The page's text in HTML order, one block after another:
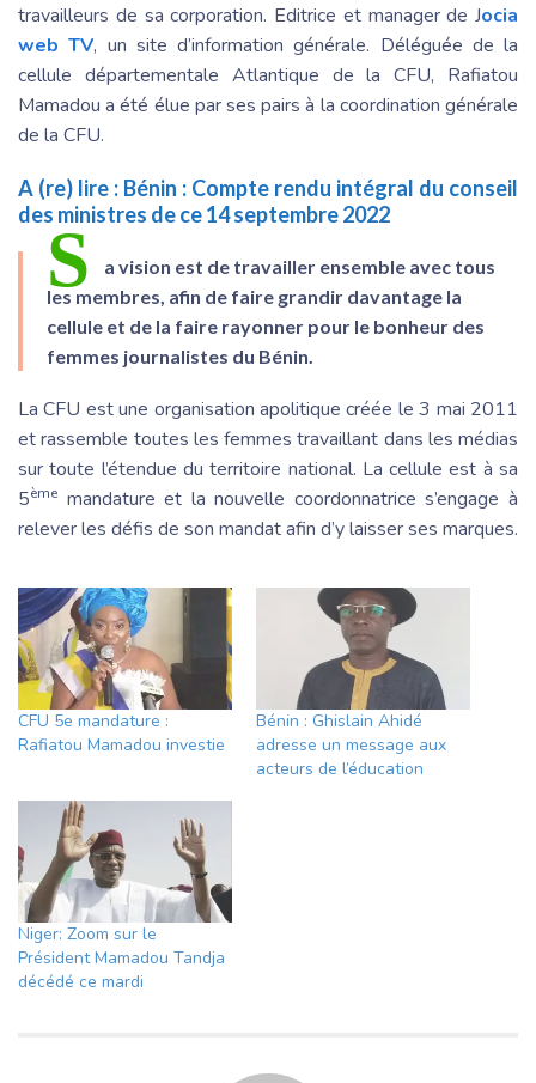
travailleurs de sa corporation. Editrice et manager de Jocia
web TV, un site d’information générale. Déléguée de la
cellule départementale Atlantique de la CFU, Rafiatou
Mamadou a été élue par ses pairs à la coordination générale
de la CFU.
A (re) lire : Bénin : Compte rendu intégral du conseil
des ministres de ce 14 septembre 2022
S
a vision est de travailler ensemble avec tous
les membres, afin de faire grandir davantage la
cellule et de la faire rayonner pour le bonheur des
femmes journalistes du Bénin.
La CFU est une organisation apolitique créée le 3 mai 2011
et rassemble toutes les femmes travaillant dans les médias
sur toute l’étendue du territoire national. La cellule est à sa
5ème mandature et la nouvelle coordonnatrice s’engage à
relever les défis de son mandat afin d’y laisser ses marques.
CFU 5e mandature :
Rafiatou Mamadou investie
Bénin : Ghislain Ahidé
adresse un message aux
acteurs de l’éducation
Niger: Zoom sur le
Président Mamadou Tandja
décédé ce mardi